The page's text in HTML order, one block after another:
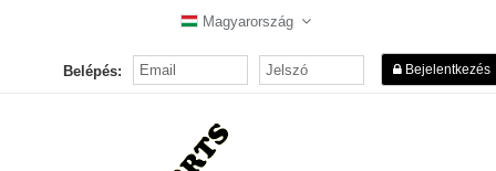
Magyarország
Belépés: Bejelentkezés